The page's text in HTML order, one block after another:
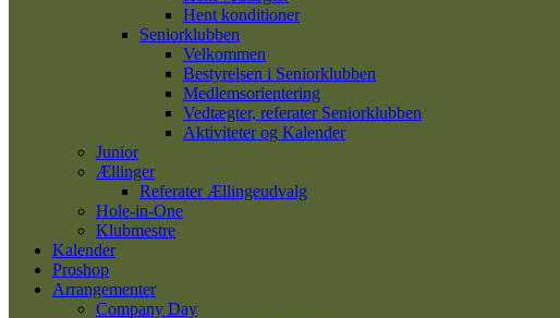
Hent konditioner
Seniorklubben
Velkommen
Bestyrelsen i Seniorklubben
Medlemsorientering
Vedtægter, referater Seniorklubben
Aktiviteter og Kalender
Junior
Ællinger
Referater Ællingeudvalg
Hole-in-One
Klubmestre
Kalender
Proshop
Arrangementer
Company Day